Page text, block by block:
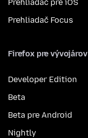
Prehliadač pre iOS
Prehliadač Focus
Firefox pre vývojárov
Developer Edition
Beta
Beta pre Android
Nightly